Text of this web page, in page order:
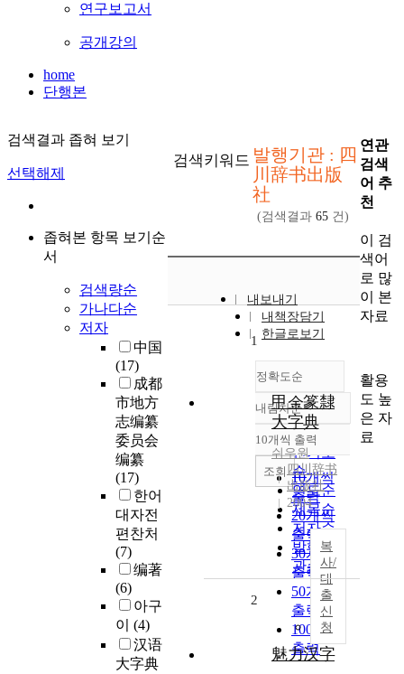
연구보고서
공개강의
home
단행본
검색결과 좁혀 보기
선택해제
좁혀본 항목 보기순
서
검색량순
가나다순
저자
中国
(17)
成都
市地方
志编纂
委员会
编纂
(17)
한어
대자전
편찬처
(7)
编著
(6)
아구
이 (4)
汉语
大字典
검색키워드 발행기관 : 四
川辞书出版
社
(검색결과 65 건)
내보내기
내책장담기
한글로보기
정확도순
정확도
순
인기도
순
연도순
제목순
저자순
발행기
관순
내림차순
내림차순
10개씩 출력
10개씩
출력
20개씩
출력
30개씩
출력
50개씩
출력
100개씩
출력
조회
1
甲金篆隸
大字典
쉬우원
四川辞书
出版社
2004
복
사/
대
출
신
청
2
魅力汉字
연관
검색
어 추
천
이 검
색어
로 많
이 본
자료
활용
도 높
은 자
료